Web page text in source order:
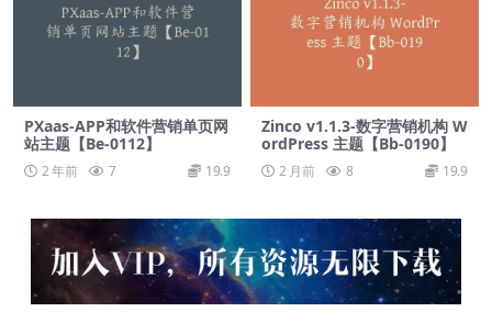
PXaas-APP和软件营销单页网
站主题【Be-0112】
2 年前 7 19.9
Zinco v1.1.3-数字营销机构 W
ordPress 主题【Bb-0190】
2 月前 8 19.9